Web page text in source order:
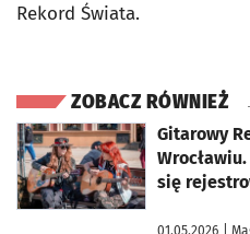
Rekord Świata.
ZOBACZ RÓWNIEŻ
Gitarowy
się
01.05.2026 |
otworzy się w nowej karcie